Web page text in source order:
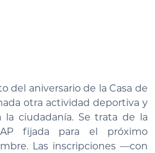
del aniversario de la Casa de
otra actividad deportiva y
la ciudadanía. Se trata de la
fijada para el próximo
Las inscripciones —con